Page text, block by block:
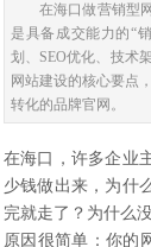
在海口做营销型
是具备成交能力的“
划、SEO优化、技术
网站建设的核心要点
转化的品牌官网。
在海口，许多企业
少钱做出来，为什
完就走了？为什么
原因很简单：你的